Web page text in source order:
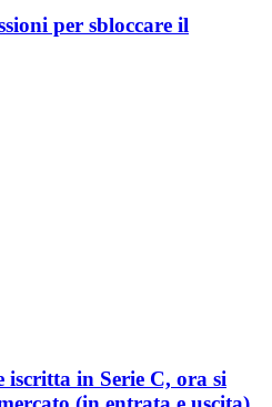
per sbloccare il
iscritta in Serie C, ora si